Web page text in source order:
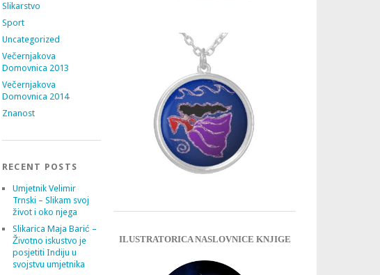
Slikarstvo
Sport
Uncategorized
Večernjakova
Domovnica 2013
Večernjakova
Domovnica 2014
Znanost
RECENT POSTS
Umjetnik Velimir
Trnski – Slikam svoj
život i oko njega
Slikarica Maja Barić –
Životno iskustvo je
posjetiti Indiju u
svojstvu umjetnika
ILUSTRATORICA NASLOVNICE KNJIGE